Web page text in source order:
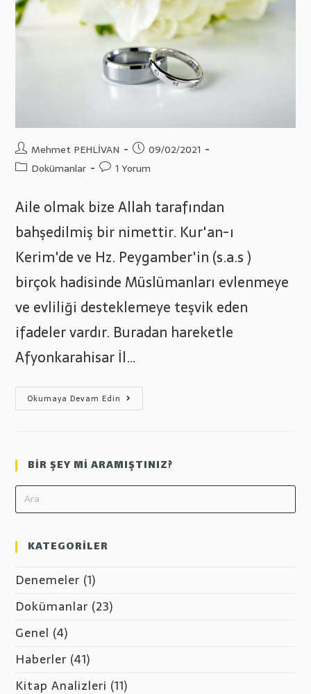
Post
author:
Mehmet PEHLİVAN
Post09/02/2021
PostDokümanlar
Post1 Yorum
Aile olmak bize Allah tarafından
bahşedilmiş bir nimettir. Kur'an-ı
Kerim'de ve Hz. Peygamber'in (s.a.s )
birçok hadisinde Müslümanları evlenmeye
ve evliliği desteklemeye teşvik eden
ifadeler vardır. Buradan hareketle
Afyonkarahisar İl…
Okumaya Devam Edin Dengi
Dengine
Tipleri”
BİR ŞEY Mİ ARAMIŞTINIZ?
KATEGORİLER
Denemeler (1)
Dokümanlar (23)
Genel (4)
Haberler (41)
Kitap Analizleri (11)